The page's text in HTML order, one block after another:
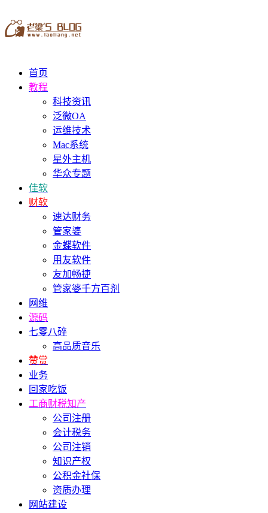
首页
教程
科技资讯
泛微OA
运维技术
Mac系统
星外主机
华众专题
佳软
财软
速达财务
管家婆
金蝶软件
用友软件
友加畅捷
管家婆千方百剂
网维
源码
七零八碎
高品质音乐
赞赏
业务
回家吃饭
工商财税知产
公司注册
会计税务
公司注销
知识产权
公积金社保
资质办理
网站建设